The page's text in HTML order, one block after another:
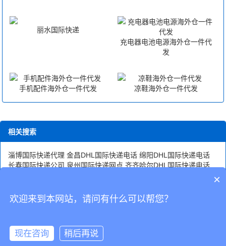
丽水国际快递
充电器电池电源海外仓一件代
发
手机配件海外仓一件代发 凉鞋海外仓一件代发
相关搜索
淄博国际快递代理 金昌DHL国际快递电话 绵阳DHL国际快递电话
长春国际快递公司 泉州国际快递网点 齐齐哈尔DHL国际快递电话
昌国际快递有哪些 哈尔滨国际快递能收吗 广元国际快递空运
CopyRight © 深圳市韬博供应链有限公司
×
欢迎来到本网站，请问有什么可以帮您？
现在咨询 稍后再说